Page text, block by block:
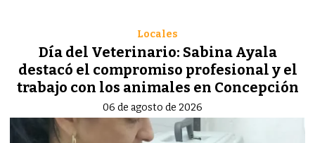
Día del Veterinario: Sabina Ayala
destacó el compromiso profesional y el
trabajo con los animales en Concepción
Locales
06 de agosto de 2026